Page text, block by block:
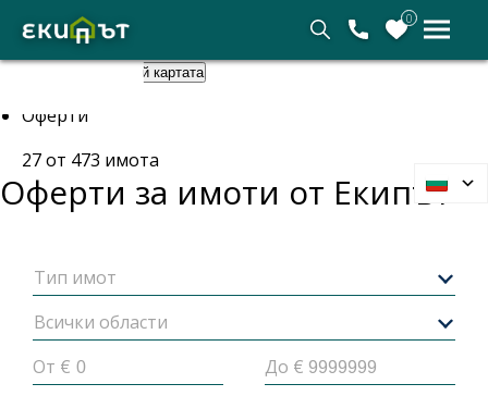
0
Скрий картата
Оферти
27от 473 имота
Оферти за имоти от Екипът
Тип имот
Всички области
От €
До €